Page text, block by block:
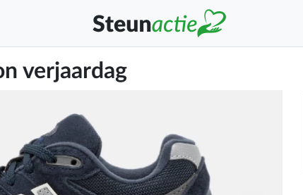
verjaardag